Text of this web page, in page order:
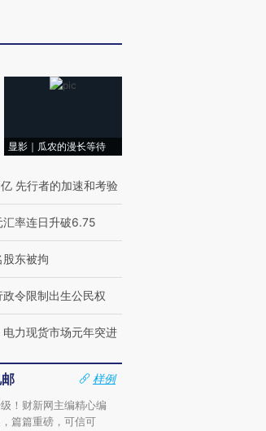
显影｜瓜农的漫长等待
先行者的加速和考验
率连日升破6.75
东被拘
令限制出生公民权
电力现货市场元年突进
样例
！财新网主编精心编
篇篇重磅，可信可